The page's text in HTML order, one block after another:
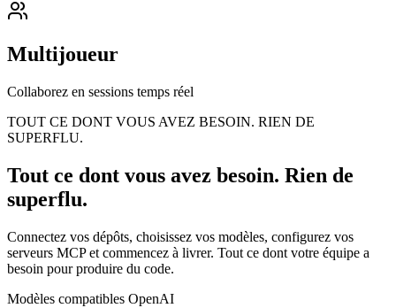
Multijoueur
Collaborez en sessions temps réel
TOUT CE DONT VOUS AVEZ BESOIN. RIEN DE
SUPERFLU.
Tout ce dont vous avez besoin. Rien de
superflu.
Connectez vos dépôts, choisissez vos modèles, configurez vos
serveurs MCP et commencez à livrer. Tout ce dont votre équipe a
besoin pour produire du code.
Modèles compatibles OpenAI